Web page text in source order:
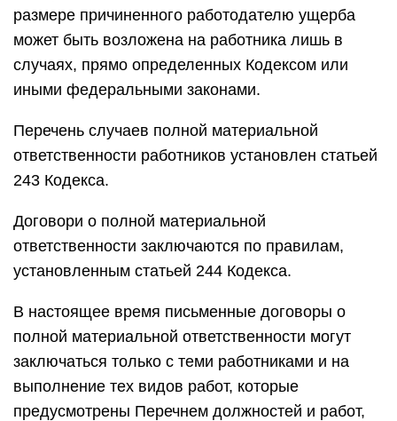
размере причиненного работодателю ущерба
может быть возложена на работника лишь в
случаях, прямо определенных Кодексом или
иными федеральными законами.
Перечень случаев полной материальной
ответственности работников установлен статьей
243 Кодекса.
Договори о полной материальной
ответственности заключаются по правилам,
установленным статьей 244 Кодекса.
В настоящее время письменные договоры о
полной материальной ответственности могут
заключаться только с теми работниками и на
выполнение тех видов работ, которые
предусмотрены Перечнем должностей и работ,